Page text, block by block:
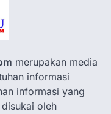
merupakan media
informasi
informasi yang
oleh